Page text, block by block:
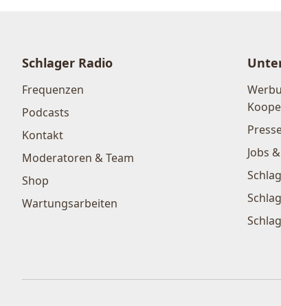
Schlager Radio
Frequenzen
Podcasts
Kontakt
Moderatoren & Team
Shop
Wartungsarbeiten
Jobs